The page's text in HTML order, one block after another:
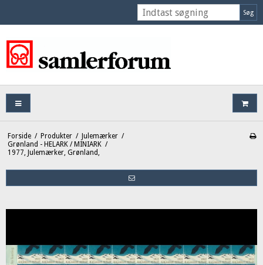
Søg
Forside / Produkter / Julemærker /
Grønland - HELARK / MINIARK /
1977, Julemærker, Grønland,